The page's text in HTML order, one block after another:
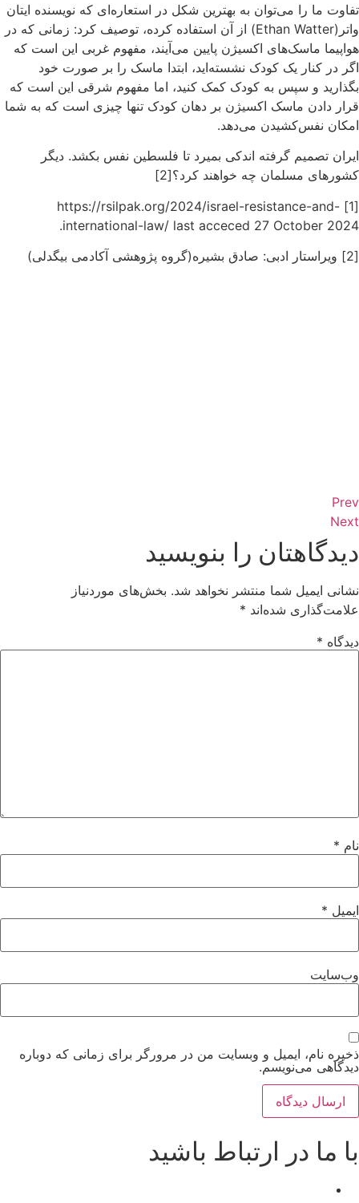
تفاوت ما را می‌توان به بهترین شکل در استعاره‌ای که نویسنده‌ ایتان
واتر(Ethan Watter) از آن استفاده کرده، توصیف کرد: زمانی که در
هواپیما ماسک‌های اکسیژن پایین می‌آیند، مفهوم غربی این است که
اگر در کنار یک کودک نشسته‌اید، ابتدا ماسک را بر صورت خود
بگذارید و سپس به کودک کمک کنید، اما مفهوم شرقی این است که
قرار دادن ماسک اکسیژن بر دهان کودک تنها چیزی است که به شما
امکان نفس‌کشیدن می‌دهد.
ایران تصمیم گرفته اندکی بمیرد تا فلسطین نفس بکشد. دیگر
کشورهای مسلمان چه خواهند کرد؟[2]
[1] https://rsilpak.org/2024/israel-resistance-and-
international-law/ last acceced 27 October 2024.
[2] ویراستار ادبی: صادق بشیره(گروه پژوهشی آکادمی بیگدلی)
Prev
Next
دیدگاهتان را بنویسید
نشانی ایمیل شما منتشر نخواهد شد. بخش‌های موردنیاز
علامت‌گذاری شده‌اند *
دیدگاه *
نام *
ایمیل *
وب‌سایت
ذخیره نام، ایمیل و وبسایت من در مرورگر برای زمانی که دوباره
دیدگاهی می‌نویسم.
با ما در ارتباط باشید